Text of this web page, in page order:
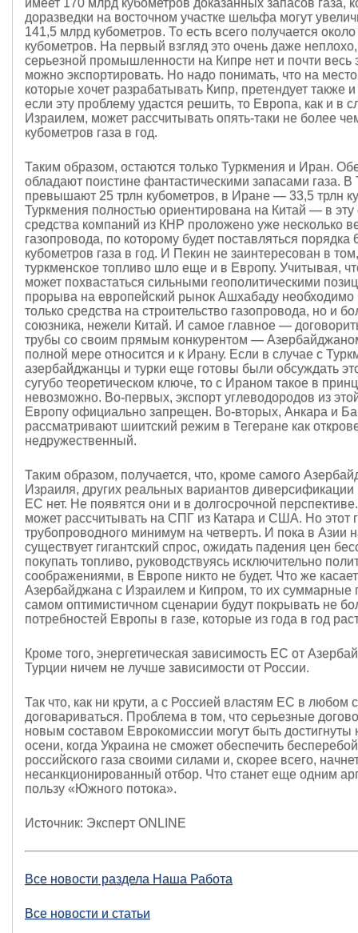
имеет 170 млрд кубометров доказанных запасов газа,
доразведки на восточном участке шельфа могут
141,5 млрд кубометров. То есть всего получается
кубометров. На первый взгляд это очень даже
серьезной промышленности на Кипре нет и почти весь
можно экспортировать. Но надо понимать, что на
которые хочет разрабатывать Кипр, претендует также
если эту проблему удастся решить, то Европа, как и в
Израилем, может рассчитывать опять-таки не более
кубометров газа в год.
Таким образом, остаются только Туркмения и Иран.
обладают поистине фантастическими запасами газа. В
превышают 25 трлн кубометров, в Иране — 33,5 трлн
Туркмения полностью ориентирована на Китай — в эту
средства компаний из КНР проложено уже несколько
газопровода, по которому будет поставляться порядка
кубометров газа в год. И Пекин не заинтересован в
туркменское топливо шло еще и в Европу. Учитывая,
может похвастаться сильными геополитическими
прорыва на европейский рынок Ашхабаду необходимо
только средства на строительство газопровода, но и
союзника, нежели Китай. И самое главное —
трубы со своим прямым конкурентом —
полной мере относится и к Ирану. Если в случае с
азербайджанцы и турки еще готовы были обсуждать
сугубо теоретическом ключе, то с Ираном такое в
невозможно. Во-первых, экспорт углеводородов из
Европу официально запрещен. Во-вторых, Анкара и
рассматривают шиитский режим в Тегеране как
недружественный.
Таким образом, получается, что, кроме самого
Израиля, других реальных вариантов диверсификации
ЕС нет. Не появятся они и в долгосрочной
может рассчитывать на СПГ из Катара и США. Но этот
трубопроводного минимум на четверть. И пока в Азии
существует гигантский спрос, ожидать падения цен
покупать топливо, руководствуясь исключительно
соображениями, в Европе никто не будет. Что же
Азербайджана с Израилем и Кипром, то их суммарные
самом оптимистичном сценарии будут покрывать не
потребностей Европы в газе, которые из года в год
Кроме того, энергетическая зависимость ЕС от
Турции ничем не лучше зависимости от России.
Так что, как ни крути, а с Россией властям ЕС в любом
договариваться. Проблема в том, что серьезные
новым составом Еврокомиссии могут быть достигнуты
осени, когда Украина не сможет обеспечить
российского газа своими силами и, скорее всего,
несанкционированный отбор. Что станет еще одним
пользу «Южного потока».
Источник: Эксперт ONLINE
Все новости раздела Наша Работа
Все новости и статьи